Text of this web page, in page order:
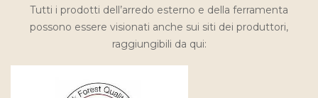
Tutti i prodotti dell’arredo esterno e della ferramenta
possono essere visionati anche sui siti dei produttori,
raggiungibili da qui: